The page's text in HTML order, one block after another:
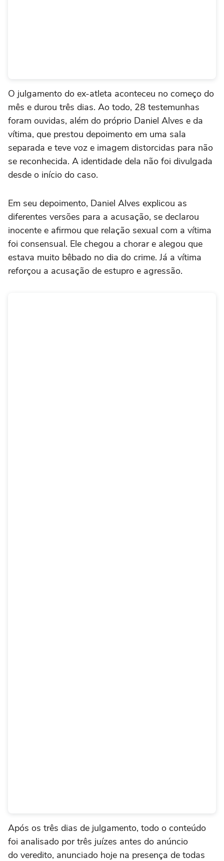
O julgamento do ex-atleta aconteceu no começo do
mês e durou três dias. Ao todo, 28 testemunhas
foram ouvidas, além do próprio Daniel Alves e da
vítima, que prestou depoimento em uma sala
separada e teve voz e imagem distorcidas para não
se reconhecida. A identidade dela não foi divulgada
desde o início do caso.
Em seu depoimento, Daniel Alves explicou as
diferentes versões para a acusação, se declarou
inocente e afirmou que relação sexual com a vítima
foi consensual. Ele chegou a chorar e alegou que
estava muito bêbado no dia do crime. Já a vítima
reforçou a acusação de estupro e agressão.
Após os três dias de julgamento, todo o conteúdo
foi analisado por três juízes antes do anúncio
do veredito, anunciado hoje na presença de todas